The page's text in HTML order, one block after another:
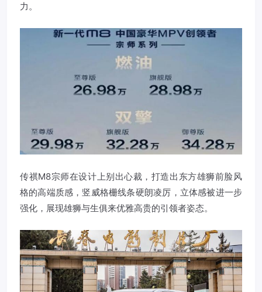
力。
传祺M8宗师在设计上别出心裁，打造出东方雄狮前脸风
格的高端质感，竖威格栅线条硬朗凌厉，立体感被进一步
强化，展现雄狮与生俱来优雅高贵的引领者姿态。